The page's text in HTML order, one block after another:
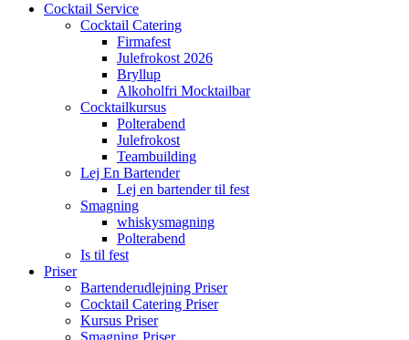
Cocktail Service
Cocktail Catering
Firmafest
Julefrokost 2026
Bryllup
Alkoholfri Mocktailbar
Cocktailkursus
Polterabend
Julefrokost
Teambuilding
Lej En Bartender
Lej en bartender til fest
Smagning
whiskysmagning
Polterabend
Is til fest
Priser
Bartenderudlejning Priser
Cocktail Catering Priser
Kursus Priser
Smagning Priser